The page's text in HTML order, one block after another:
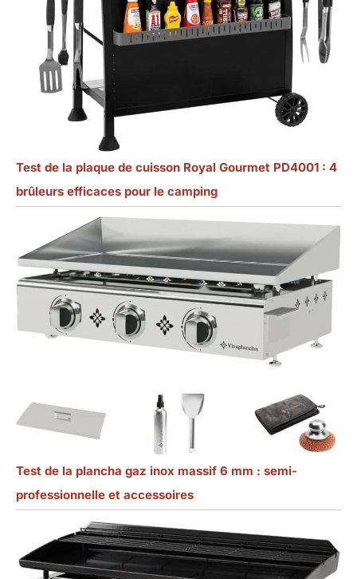
Test de la plaque de cuisson Royal Gourmet PD4001 : 4
brûleurs efficaces pour le camping
Test de la plancha gaz inox massif 6 mm : semi-
professionnelle et accessoires